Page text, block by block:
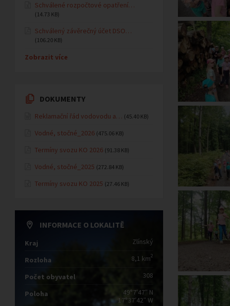
Schválené rozpočtové opatření…
(14.73 KB)
Schválený závěrečný účet DSO…
(106.20 KB)
Zobrazit více
DOKUMENTY
Reklamační řád vodovodu a… (45.40 KB)
Vodné, stočné_2026 (475.06 KB)
Termíny svozu KO 2026 (91.38 KB)
Vodné, stočné_2025 (272.84 KB)
Termíny svozu KO 2025 (27.46 KB)
INFORMACE O LOKALITĚ
Kraj Zlínský
Rozloha 8,1 km2
Počet obyvatel 308
Poloha
49°7′47″ N
17°37′42″ W